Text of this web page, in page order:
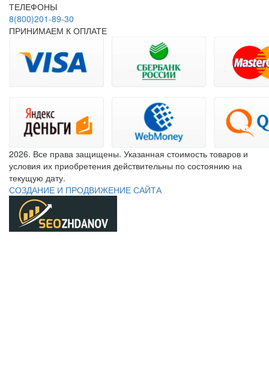
ТЕЛЕФОНЫ
8(800)201-89-30
ПРИНИМАЕМ К ОПЛАТЕ
2026. Все права защищены. Указанная стоимость товаров и
условия их приобретения действительны по состоянию на
текущую дату.
СОЗДАНИЕ И ПРОДВИЖЕНИЕ САЙТА